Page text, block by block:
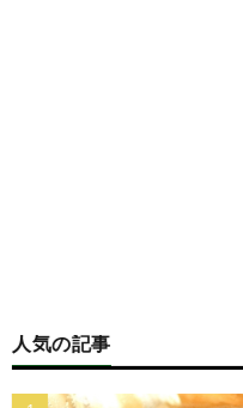
人気の記事